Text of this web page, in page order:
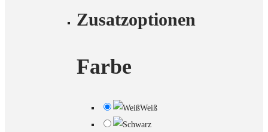
Zusatzoptionen
Farbe
Weiß